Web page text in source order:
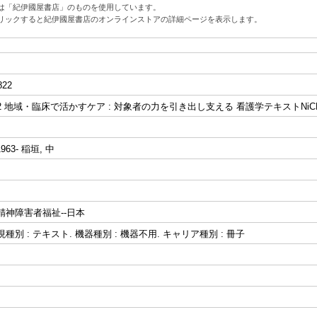
「紀伊國屋書店」のものを使用しています。
ックすると紀伊國屋書店のオンラインストアの詳細ページを表示します。
地域・臨床で活かすケア : 対象者の力を引き出し支える 看護学テキスト
稲垣, 中
神障害者福祉--日本
種別 : テキスト. 機器種別 : 機器不用. キャリア種別 : 冊子